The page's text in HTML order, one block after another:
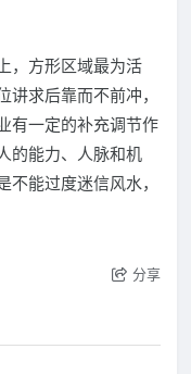
，方形区域最为活
求后靠而不前冲，
有一定的补充调节作
的能力、人脉和机
能过度迷信风水，
分享